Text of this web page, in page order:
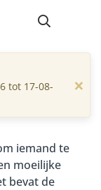
iemand te
moeilijke
bevat de
tot 17-08-
×